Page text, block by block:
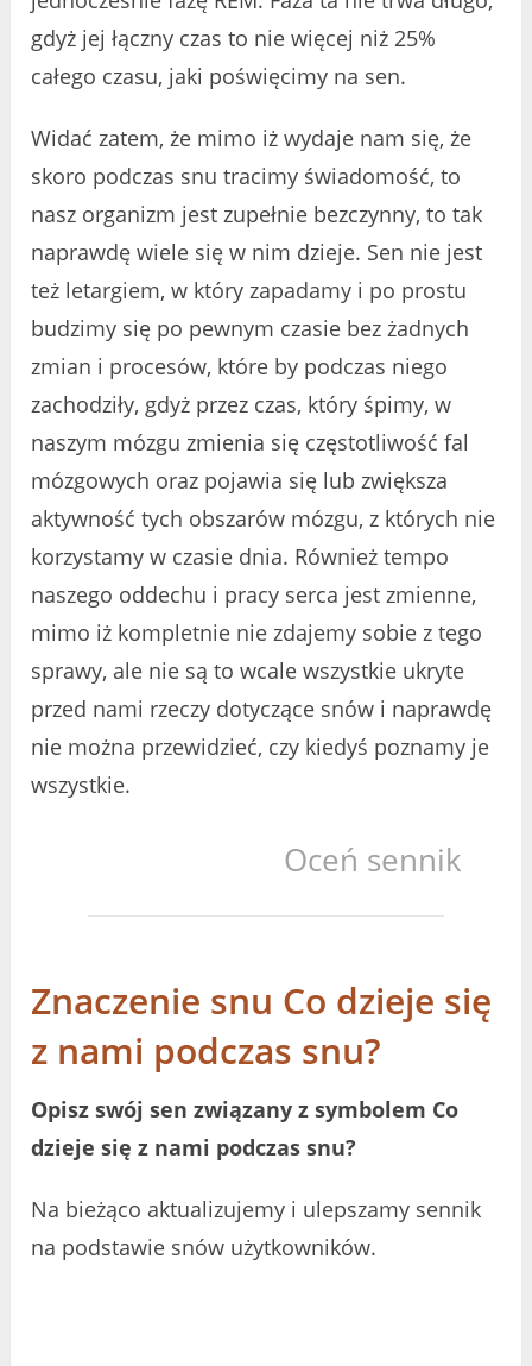
gdyż jej łączny czas to nie więcej niż 25%
całego czasu, jaki poświęcimy na sen.
Widać zatem, że mimo iż wydaje nam się, że
skoro podczas snu tracimy świadomość, to
nasz organizm jest zupełnie bezczynny, to tak
naprawdę wiele się w nim dzieje. Sen nie jest
też letargiem, w który zapadamy i po prostu
budzimy się po pewnym czasie bez żadnych
zmian i procesów, które by podczas niego
zachodziły, gdyż przez czas, który śpimy, w
naszym mózgu zmienia się częstotliwość fal
mózgowych oraz pojawia się lub zwiększa
aktywność tych obszarów mózgu, z których nie
korzystamy w czasie dnia. Również tempo
naszego oddechu i pracy serca jest zmienne,
mimo iż kompletnie nie zdajemy sobie z tego
sprawy, ale nie są to wcale wszystkie ukryte
przed nami rzeczy dotyczące snów i naprawdę
nie można przewidzieć, czy kiedyś poznamy je
wszystkie.
Oceń sennik
Znaczenie snu Co dzieje się
z nami podczas snu?
Opisz swój sen związany z symbolem Co
dzieje się z nami podczas snu?
Na bieżąco aktualizujemy i ulepszamy sennik
na podstawie snów użytkowników.